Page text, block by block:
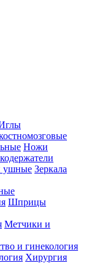
Ножи
ушные Зеркала
Шприцы
Метчики и
и гинекология
Хирургия